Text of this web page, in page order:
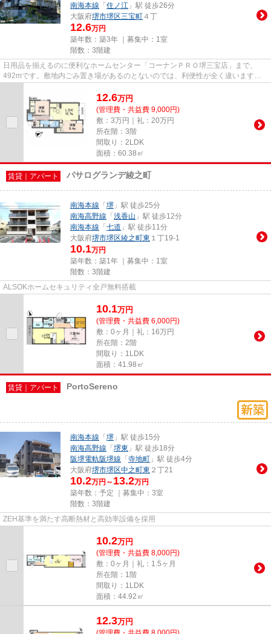
南海本線 「 住ノ江 」駅 徒歩26分
大阪府堺市堺区三宝町 ４丁
12.6万円
築年数：築3年 ｜募集中： 1室
階数：3階建
日用品を揃えるのに便利なホームセンター「コーナンＰＲＯ堺三宝店」まで、
492mです。敷地内ごみ置き場があるのとないのでは、利便性が全く違います。
12.6万円
(管理費・共益費 9,000円)
敷：3万円｜礼：20万円
所在階：3階
間取り：2LDK
面積：60.38㎡
賃貸｜アパート パサログランデ綾之町
南海本線 「 堺 」駅 徒歩25分
南海高野線 「 浅香山 」駅 徒歩12分
南海本線 「 七道 」駅 徒歩11分
大阪府堺市堺区綾之町東 １丁19-1
10.1万円
築年数：築1年 ｜募集中： 1室
階数：3階建
ALSOKホームセキュリティ全戸無料搭載
10.1万円
(管理費・共益費 6,000円)
敷：0ヶ月｜礼：16万円
所在階：2階
間取り：1LDK
面積：41.98㎡
賃貸｜アパート PortoSereno
南海本線 「 堺 」駅 徒歩15分
南海高野線 「 堺東 」駅 徒歩18分
阪堺電軌阪堺線 「 寺地町 」駅 徒歩4分
大阪府堺市堺区中之町東 ２丁21
10.2万円～ 13.2万円
築年数：予定 ｜募集中： 3室
階数：3階建
ZEH基準を満たす高断熱材と高効率設備を採用
10.2万円
(管理費・共益費 8,000円)
敷：0ヶ月｜礼：1.5ヶ月
所在階：1階
間取り：1LDK
面積：44.92㎡
12.3万円